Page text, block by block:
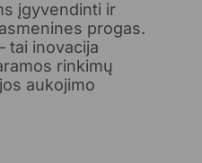
įgyvendinti ir
progas.
tai inovacija
rinkimų
aukojimo